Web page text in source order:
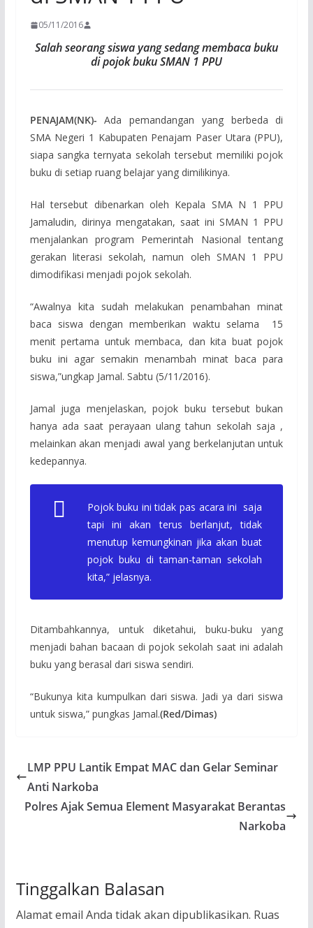
05/11/2016
Salah seorang siswa yang sedang membaca buku
di pojok buku SMAN 1 PPU
PENAJAM(NK)- Ada pemandangan yang berbeda di
SMA Negeri 1 Kabupaten Penajam Paser Utara (PPU),
siapa sangka ternyata sekolah tersebut memiliki pojok
buku di setiap ruang belajar yang dimilikinya.
Hal tersebut dibenarkan oleh Kepala SMA N 1 PPU
Jamaludin, dirinya mengatakan, saat ini SMAN 1 PPU
menjalankan program Pemerintah Nasional tentang
gerakan literasi sekolah, namun oleh SMAN 1 PPU
dimodifikasi menjadi pojok sekolah.
“Awalnya kita sudah melakukan penambahan minat
baca siswa dengan memberikan waktu selama 15
menit pertama untuk membaca, dan kita buat pojok
buku ini agar semakin menambah minat baca para
siswa,”ungkap Jamal. Sabtu (5/11/2016).
Jamal juga menjelaskan, pojok buku tersebut bukan
hanya ada saat perayaan ulang tahun sekolah saja ,
melainkan akan menjadi awal yang berkelanjutan untuk
kedepannya.
Pojok buku ini tidak pas acara ini saja
tapi ini akan terus berlanjut, tidak
menutup kemungkinan jika akan buat
pojok buku di taman-taman sekolah
kita,” jelasnya.
Ditambahkannya, untuk diketahui, buku-buku yang
menjadi bahan bacaan di pojok sekolah saat ini adalah
buku yang berasal dari siswa sendiri.
“Bukunya kita kumpulkan dari siswa. Jadi ya dari siswa
untuk siswa,” pungkas Jamal.(Red/Dimas)
LMP PPU Lantik Empat MAC dan Gelar Seminar
Anti Narkoba
Polres Ajak Semua Element Masyarakat Berantas
Narkoba
Tinggalkan Balasan
Alamat email Anda tidak akan dipublikasikan. Ruas